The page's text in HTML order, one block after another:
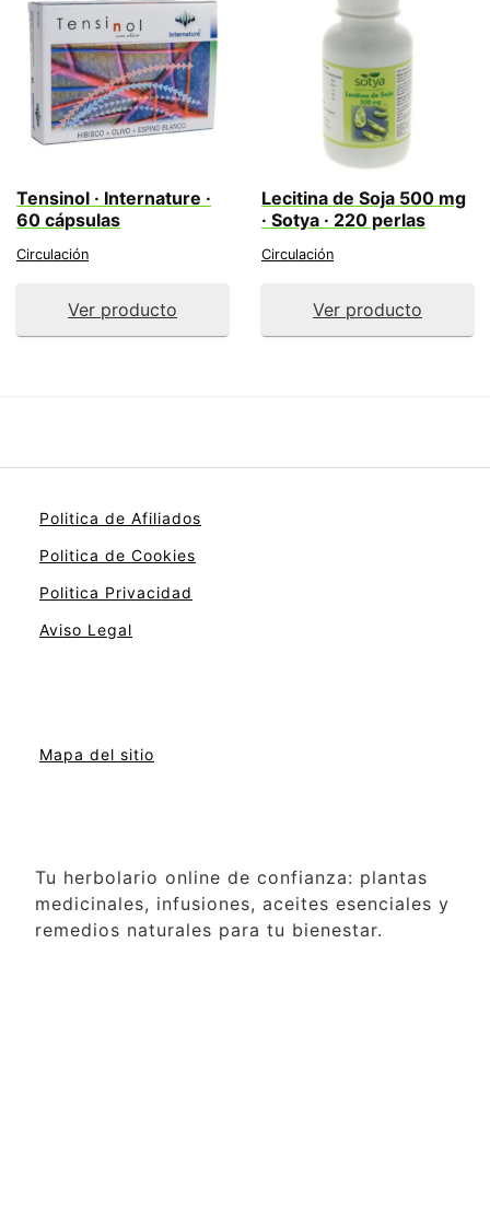
Tensinol · Internature ·
60 cápsulas
Circulación
Ver producto
Lecitina de Soja 500 mg
· Sotya · 220 perlas
Circulación
Ver producto
Politica de Afiliados
Politica de Cookies
Politica Privacidad
Aviso Legal
Mapa del sitio
Tu herbolario online de confianza: plantas
medicinales, infusiones, aceites esenciales y
remedios naturales para tu bienestar.